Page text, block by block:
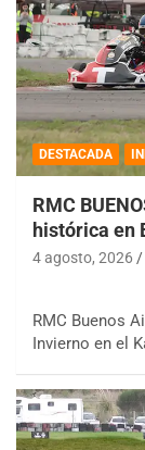
DESTACADA
RMC
histórica en
4 agosto, 2026
RMC Buenos
Invierno en el